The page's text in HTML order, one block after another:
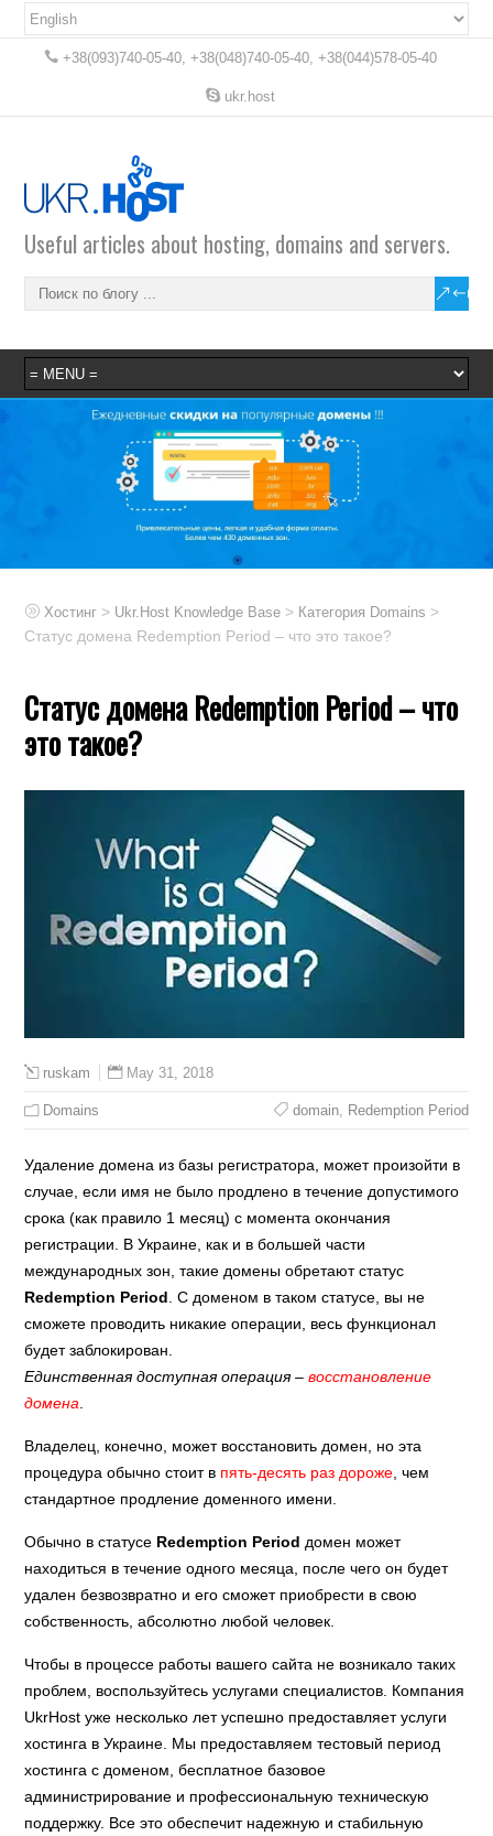
+38(093)740-05-40, +38(048)740-05-40, +38(044)578-05-40
ukr.host
Useful articles about hosting, domains and servers.
Хостинг > Ukr.Host Knowledge Base > Категория Domains >
Статус домена Redemption Period – что это такое?
Статус домена Redemption Period – что
это такое?
ruskam May 31, 2018
Domains domain, Redemption Period
Удаление домена из базы регистратора, может произойти в
случае, если имя не было продлено в течение допустимого
срока (как правило 1 месяц) с момента окончания
регистрации. В Украине, как и в большей части
международных зон, такие домены обретают статус
Redemption Period . С доменом в таком статусе, вы не
сможете проводить никакие операции, весь функционал
будет заблокирован.
Единственная доступная операция –восстановление
домена
Владелец, конечно, может восстановить домен, но эта
процедура обычно стоит в пять-десять раз дороже , чем
стандартное продление доменного имени.
Обычно в статусе Redemption Period домен может
находиться в течение одного месяца, после чего он будет
удален безвозвратно и его сможет приобрести в свою
собственность, абсолютно любой человек.
Чтобы в процессе работы вашего сайта не возникало таких
проблем, воспользуйтесь услугами специалистов. Компания
UkrHost уже несколько лет успешно предоставляет услуги
хостинга в Украине. Мы предоставляем тестовый период
хостинга с доменом, бесплатное базовое
администрирование и профессиональную техническую
поддержку. Все это обеспечит надежную и стабильную